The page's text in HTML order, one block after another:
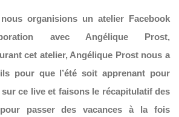
organisions un atelier Facebook
avec Angélique Prost,
cet atelier, Angélique Prost nous a
pour que l’été soit apprenant pour
ce live et faisons le récapitulatif des
passer des vacances à la fois